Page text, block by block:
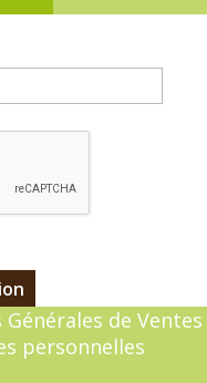
de Ventes
personnelles